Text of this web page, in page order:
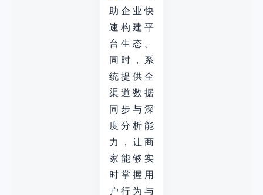
助企业快
速构建平
台生态。
同时，系
统提供全
渠道数据
同步与深
度分析能
力，让商
家能够实
时掌握用
户行为与